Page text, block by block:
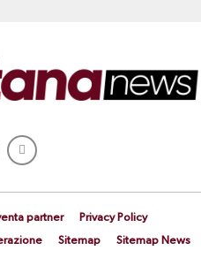
partner
Privacy Policy
Sitemap Sitemap News